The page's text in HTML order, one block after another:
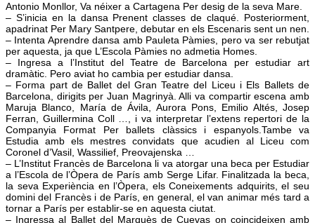
Antonio Monllor, Va néixer a Cartagena Per desig de la seva Mare.
– S’inicia en la dansa Prenent classes de claqué. Posteriorment,
apadrinat Per Mary Santpere, debutar en els Escenaris sent un nen.
– Intenta Aprendre dansa amb Pauleta Pàmies, pero va ser rebutjat
per aquesta, ja que L’Escola Pàmies no admetia Homes.
– Ingresa a l’Institut del Teatre de Barcelona per estudiar art
dramàtic. Pero aviat ho cambia per estudiar dansa.
– Forma part de Ballet del Gran Teatre del Liceu i Els Ballets de
Barcelona, dirigits per Juan Magrinyà. Alli va compartir escena amb
Maruja Blanco, María de Ávila, Aurora Pons, Emilio Altés, Josep
Ferran, Guillermina Coll …, i va interpretar l’extens repertori de la
Companyia Format Per ballets clàssics i espanyols.Tambe va
Estudia amb els mestres convidats que acudien al Liceu com
Coronel d’Vasil, Wassilief, Preovajenska …
– L’Institut Francès de Barcelona li va atorgar una beca per Estudiar
a l’Escola de l’Òpera de París amb Serge Lifar. Finalitzada la beca,
la seva Experiència en l’Òpera, els Coneixements adquirits, el seu
domini del Francès i de París, en general, el van animar més tard a
tornar a París per establir-se en aquesta ciutat.
– Ingressa al Ballet del Marquès de Cuevas on coincideixen amb